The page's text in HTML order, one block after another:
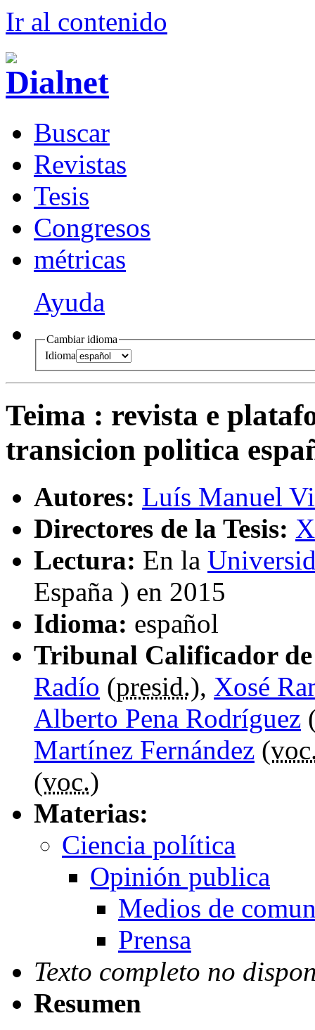
Ir al contenido
Buscar
Revistas
Tesis
Congresos
métricas
Ayuda
Cambiar idioma
Idioma
Teima : revista e
transicion politica
Autores: Luís Manuel
Directores de la Tesis:
Lectura: En la
España ) en 2015
Idioma: español
Tribunal Calificador de
Radío (presid.), Xosé
Alberto Pena Rodríguez
Martínez Fernández (
(voc.)
Materias:
Ciencia política
Opinión publica
Medios de
Prensa
Texto completo no
Resumen